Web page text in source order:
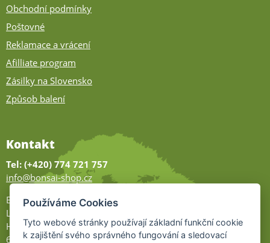
Obchodní podmínky
Poštovné
Reklamace a vrácení
Afilliate program
Zásilky na Slovensko
Způsob balení
Kontakt
Tel: (+420) 774 721 757
info@bonsai-shop.cz
Bonsai-shop
Legionářů 2
Hodonín
695 01
Používáme Cookies
Tyto webové stránky používají základní funkční cookie
k zajištění svého správného fungování a sledovací